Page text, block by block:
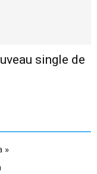
single de
»